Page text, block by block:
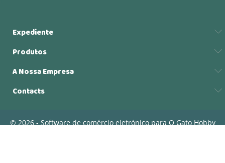
Expediente
Produtos
A Nossa Empresa
Contacts
© 2026 - Software de comércio eletrónico para O Gato Hobby